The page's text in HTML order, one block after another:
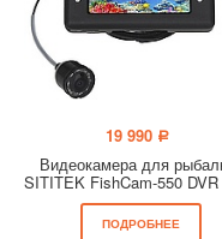
19 990 a
Видеокамера для
SITITEK FishCam-550
ПОДРОБНЕЕ